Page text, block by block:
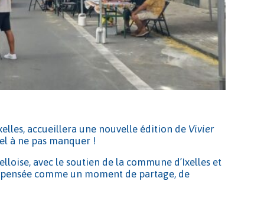
accueillera une nouvelle édition de Vivier
à ne pas manquer !
avec le soutien de la commune d’Ixelles et
comme un moment de partage, de